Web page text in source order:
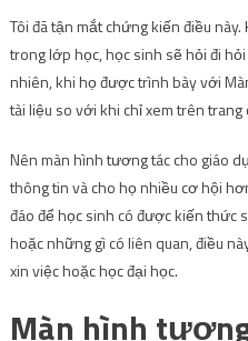
Tôi đã tận mắt chứng kiến ​​điều
trong lớp học, học sinh sẽ hỏi đi
nhiên, khi họ được trình bày với
tài liệu so với khi chỉ xem trên
Nênmàn hình tương tác cho giáo
thông tin và cho họ nhiều cơ hội
đáo để học sinh có được kiến ​​thức
hoặc những gì có liên quan, điều
xin việc hoặc học đại học.
Màn hình